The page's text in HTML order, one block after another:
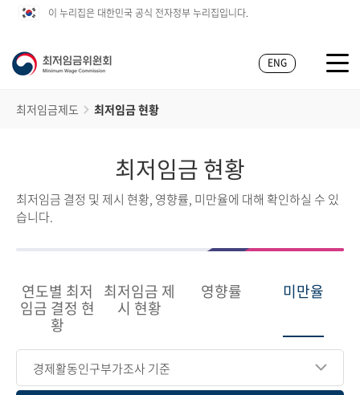
이 누리집은 대한민국 공식 전자정부 누리집입니다.
ENG
최저임금제도 최저임금 현황
최저임금 현황
최저임금 결정 및 제시 현황, 영향률, 미만율에 대해 확인하실 수 있
습니다.
연도별 최저
임금 결정 현
황
최저임금 제
시 현황
영향률 미만율
경제활동인구부가조사 기준